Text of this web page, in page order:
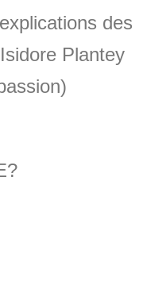
des
Plantey